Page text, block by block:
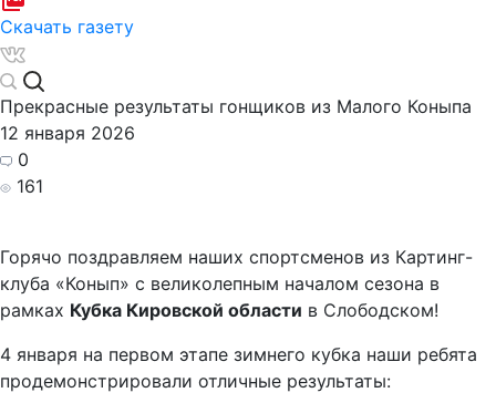
Скачать газету
Прекрасные результаты гонщиков из Малого Коныпа
12 января 2026
0
161
Горячо поздравляем наших спортсменов из Картинг-
клуба «Конып» с великолепным началом сезона в
рамках Кубка Кировской области в Слободском!
4 января на первом этапе зимнего кубка наши ребята
продемонстрировали отличные результаты: